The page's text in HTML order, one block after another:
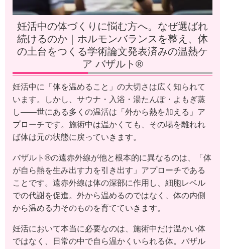
妊活中の体づくりに悩む方へ。なぜ選ばれ
続けるのか｜ホルモンバランスを整え、体
の土台をつくる学術論文発表済みの温熱ケ
ア バザルト®
妊活中に「体を温めること」の大切さは広く知られて
います。しかし、サウナ・入浴・湯たんぽ・よもぎ蒸
し——世にある多くの温活は「外から熱を加える」ア
プローチです。施術中は温かくても、その場を離れれ
ば体は元の状態に戻っていきます。
バザルト®の遠赤外線が他と根本的に異なるのは、「体
が自ら熱を生み出す力を引き出す」アプローチである
ことです。遠赤外線は体の深部に作用し、細胞レベル
での代謝を促進。外から温めるのではなく、体の内側
から温める力そのものを育てていきます。
妊活において本当に必要なのは、施術中だけ温かい体
ではなく、日常の中で自ら温かくいられる体。バザル